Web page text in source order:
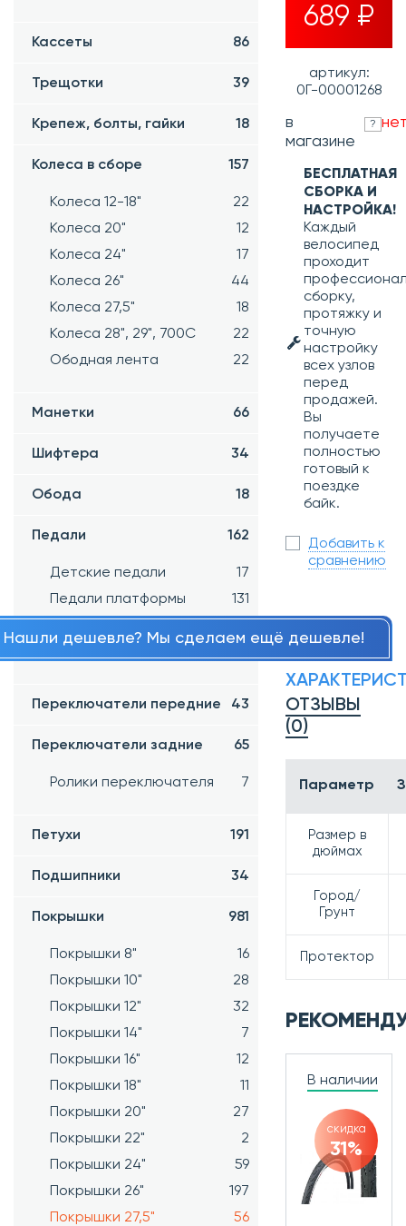
Кассеты 86
Трещотки 39
Крепеж, болты, гайки 18
Колеса в сборе 157
Колеса 12-18"
22
Колеса 20"
12
Колеса 24"
17
Колеса 26"
44
Колеса 27,5"
18
Колеса 28", 29", 700С
22
Ободная лента
22
Манетки 66
Шифтера 34
Обода 18
Педали 162
Детские педали
17
Педали платформы
131
Переключатели передние 43
Переключатели задние 65
Ролики переключателя 7
Петухи 191
Подшипники 34
Покрышки 981
Покрышки 8"
16
Покрышки 10"
28
Покрышки 12"
32
Покрышки 14"
7
Покрышки 16"
12
Покрышки 18"
11
Покрышки 20"
27
Покрышки 22"
2
Покрышки 24"
59
Покрышки 26"
197
Покрышки 27,5"
56
689 ₽
артикул:
0Г-00001268
в
магазине
?
БЕСПЛАТНАЯ
СБОРКА И
НАСТРОЙКА!
Каждый
велосипед
проходит
сборку,
протяжку и
точную
настройку
всех узлов
перед
продажей.
Вы
получаете
полностью
готовый к
поездке
байк.
Добавить к
сравнению
Нашли дешевле? Мы сделаем ещё дешевле!
ОТЗЫВЫ
(0)
Параметр
Размер в
дюймах
Город/
Грунт
Протектор
В наличии
скидка
31%